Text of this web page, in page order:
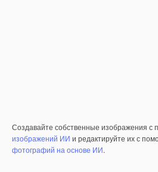
Создавайте собственные изображения с
изображений ИИ и редактируйте их с
фотографий на основе ИИ.